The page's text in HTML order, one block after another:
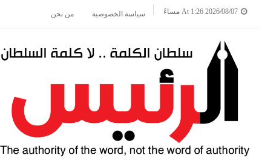
2026/08/07 At 1:26 مساءً سياسة الخصوصية من نحن